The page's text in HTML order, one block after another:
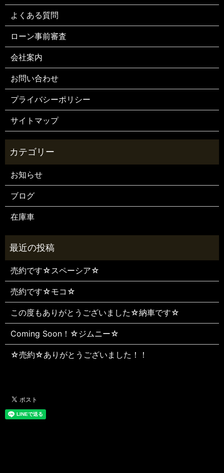
よくある質問
ローン事前審査
会社案内
お問い合わせ
プライバシーポリシー
サイトマップ
お知らせ
ブログ
在庫車
売約です☆スペーシア☆
売約です☆モコ☆
この度もありがとうございました☆納車です☆
Coming Soon！☆ジムニー☆
☆売約☆ありがとうございました！！